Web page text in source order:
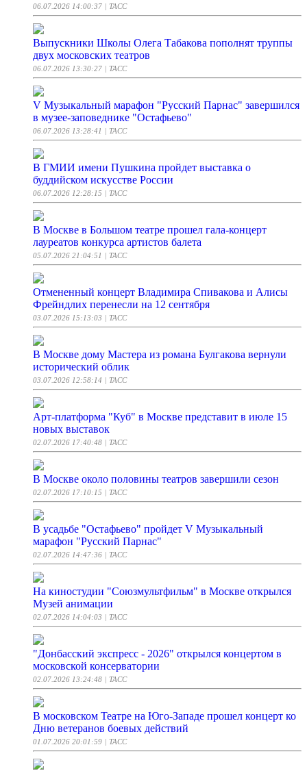
06.07.2026 14:00:37 | ТАСС
Выпускники Школы Олега Табакова пополнят труппы
двух московских театров
06.07.2026 13:30:27 | ТАСС
V Музыкальный марафон "Русский Парнас" завершился
в музее-заповеднике "Остафьево"
06.07.2026 13:28:41 | ТАСС
В ГМИИ имени Пушкина пройдет выставка о
буддийском искусстве России
06.07.2026 12:28:15 | ТАСС
В Москве в Большом театре прошел гала-концерт
лауреатов конкурса артистов балета
05.07.2026 21:04:51 | ТАСС
Отмененный концерт Владимира Спивакова и Алисы
Фрейндлих перенесли на 12 сентября
03.07.2026 15:13:03 | ТАСС
В Москве дому Мастера из романа Булгакова вернули
исторический облик
03.07.2026 12:58:14 | ТАСС
Арт-платформа "Куб" в Москве представит в июле 15
новых выставок
02.07.2026 17:40:48 | ТАСС
В Москве около половины театров завершили сезон
02.07.2026 17:10:15 | ТАСС
В усадьбе "Остафьево" пройдет V Музыкальный
марафон "Русский Парнас"
02.07.2026 14:47:36 | ТАСС
На киностудии "Союзмультфильм" в Москве открылся
Музей анимации
02.07.2026 14:04:03 | ТАСС
"Донбасский экспресс - 2026" открылся концертом в
московской консерватории
02.07.2026 13:24:48 | ТАСС
В московском Театре на Юго-Западе прошел концерт ко
Дню ветеранов боевых действий
01.07.2026 20:01:59 | ТАСС